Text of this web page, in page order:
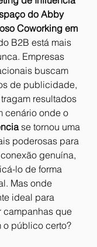
do Abby
Coworking em
B2B está mais
Empresas
buscam
de publicidade,
resultados
cenário onde o
se tornou uma
poderosas para
genuína,
lo de forma
Mas onde
ideal para
campanhas que
o público certo?